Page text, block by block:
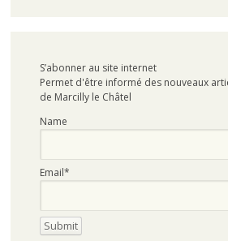
S’abonner au site internet
Permet d'être informé des nouveaux
de Marcilly le Châtel
Name
Email*